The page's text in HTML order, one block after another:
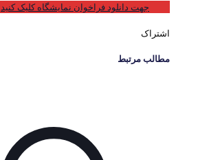
جهت دانلود فراخوان نمایشگاه کلیک کنید
اشتراک
مطالب مرتبط